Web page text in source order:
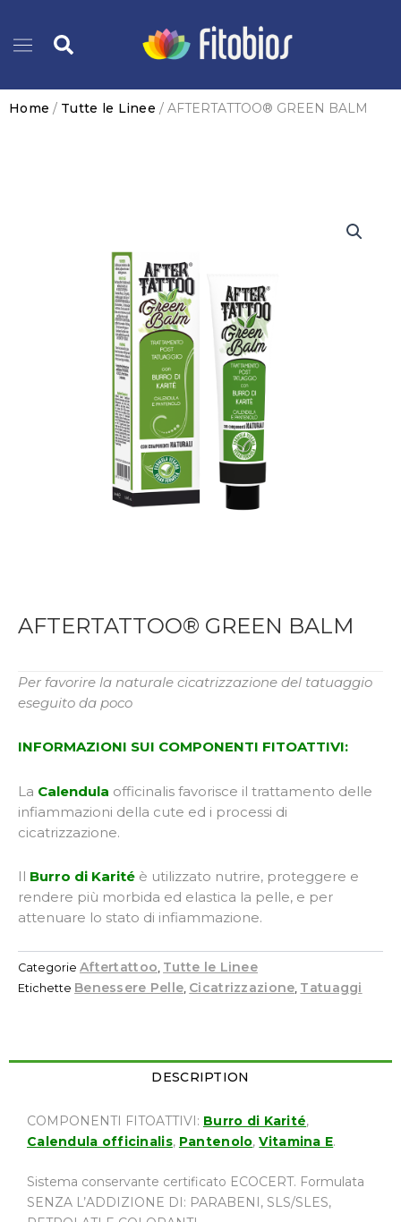
contenutoCerca
Home / Tutte le Linee / AFTERTATTOO® GREEN BALM
AFTERTATTOO® GREEN BALM
Per favorire la naturale cicatrizzazione del tatuaggio
eseguito da poco
INFORMAZIONI SUI COMPONENTI FITOATTIVI:
La Calendula officinalis favorisce il trattamento delle
infiammazioni della cute ed i processi di
cicatrizzazione.
Il Burro di Karité è utilizzato nutrire, proteggere e
rendere più morbida ed elastica la pelle, e per
attenuare lo stato di infiammazione.
Categorie Aftertattoo, Tutte le Linee
Etichette Benessere Pelle, Cicatrizzazione, Tatuaggi
DESCRIPTION
COMPONENTI FITOATTIVI: Burro di Karité,
Calendula officinalis, Pantenolo,Vitamina E.
Sistema conservante certificato ECOCERT. Formulata
SENZA L’ADDIZIONE DI: PARABENI, SLS/SLES,